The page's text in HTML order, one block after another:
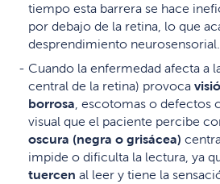
tiempo esta barrera se hace
por debajo de la retina, lo que
desprendimiento neurosensorial.
Cuando la enfermedad afecta a
central de la retina) provoca
borrosa , escotomas o defectos
visual que el paciente percibe
oscura (negra o grisácea)
impide o dificulta la lectura, ya
tuercen al leer y tiene la